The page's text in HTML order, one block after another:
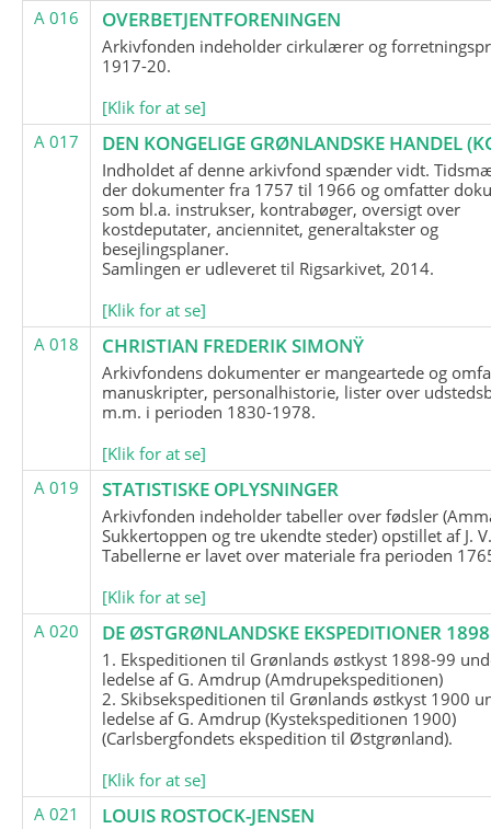
A 016 OVERBETJENTFORENINGEN
Arkivfonden indeholder cirkulærer og
1917-20.
[Klik for at se]
A 017
DEN KONGELIGE GRØNLANDSKE HANDEL
Indholdet af denne arkivfond spænder vidt.
der dokumenter fra 1757 til 1966 og omfatter
som bl.a. instrukser, kontrabøger, oversigt over
kostdeputater, anciennitet, generaltakster og
besejlingsplaner.
Samlingen er udleveret til Rigsarkivet, 2014.
[Klik for at se]
A 018
CHRISTIAN FREDERIK SIMONŸ
Arkivfondens dokumenter er mangeartede og
manuskripter, personalhistorie, lister over
m.m. i perioden 1830-1978.
[Klik for at se]
A 019
STATISTISKE OPLYSNINGER
Arkivfonden indeholder tabeller over fødsler
Sukkertoppen og tre ukendte steder) opstillet af J.
Tabellerne er lavet over materiale fra perioden
[Klik for at se]
A 020
DE ØSTGRØNLANDSKE EKSPEDITIONER
1. Ekspeditionen til Grønlands østkyst 1898-99
ledelse af G. Amdrup (Amdrupekspeditionen)
2. Skibsekspeditionen til Grønlands østkyst 1900
ledelse af G. Amdrup (Kystekspeditionen 1900)
(Carlsbergfondets ekspedition til Østgrønland).
[Klik for at se]
A 021
LOUIS ROSTOCK-JENSEN